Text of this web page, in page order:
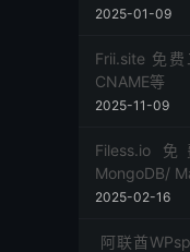
2025-01-09
Frii.site 免
CNAME等
2025-11-09
Filess.io 免费数据库
MongoDB/
2025-02-16
阿联酋